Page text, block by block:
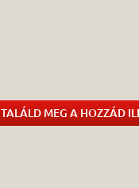
TALÁLD MEG A HOZZÁD